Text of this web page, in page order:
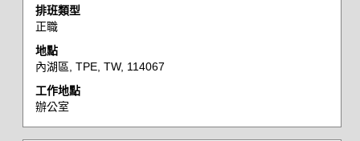
排班類型
正職
地點
內湖區, TPE, TW, 114067
工作地點
辦公室
檢
視
工
作
訊
的